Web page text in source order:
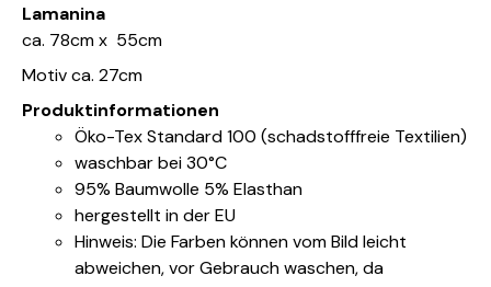
Lamanina
ca. 78cm x 55cm
Motiv ca. 27cm
Produktinformationen
Öko-Tex Standard 100 (schadstofffreie Textilien)
waschbar bei 30°C
95% Baumwolle 5% Elasthan
hergestellt in der EU
Hinweis: Die Farben können vom Bild leicht
abweichen, vor Gebrauch waschen, da